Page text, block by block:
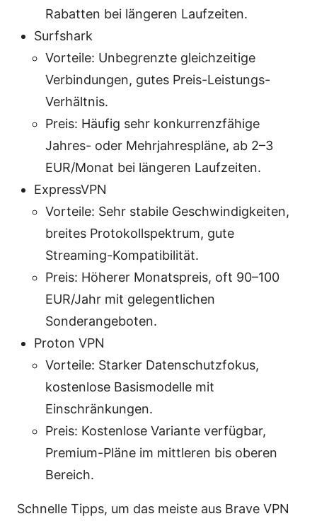
Rabatten bei längeren Laufzeiten.
Surfshark
Vorteile: Unbegrenzte gleichzeitige
Verbindungen, gutes Preis-Leistungs-
Verhältnis.
Preis: Häufig sehr konkurrenzfähige
Jahres- oder Mehrjahrespläne, ab 2–3
EUR/Monat bei längeren Laufzeiten.
ExpressVPN
Vorteile: Sehr stabile Geschwindigkeiten,
breites Protokollspektrum, gute
Streaming-Kompatibilität.
Preis: Höherer Monatspreis, oft 90–100
EUR/Jahr mit gelegentlichen
Sonderangeboten.
Proton VPN
Vorteile: Starker Datenschutzfokus,
kostenlose Basismodelle mit
Einschränkungen.
Preis: Kostenlose Variante verfügbar,
Premium-Pläne im mittleren bis oberen
Bereich.
Schnelle Tipps, um das meiste aus Brave VPN